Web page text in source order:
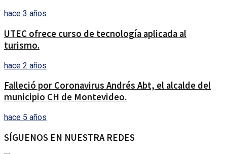
hace 3 años
UTEC ofrece curso de tecnología aplicada al
turismo.
hace 2 años
Falleció por Coronavirus Andrés Abt, el alcalde del
municipio CH de Montevideo.
hace 5 años
SÍGUENOS EN NUESTRA REDES